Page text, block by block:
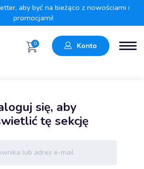
aby być na bieżąco z nowościami i
promocjami!
0 Konto
się, aby
tę sekcję